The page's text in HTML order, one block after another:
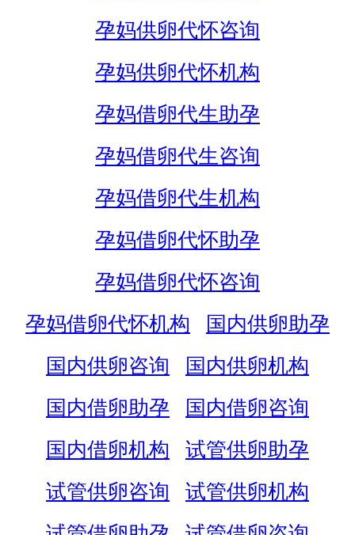
孕妈供卵代怀咨询
孕妈供卵代怀机构
孕妈借卵代生助孕
孕妈借卵代生咨询
孕妈借卵代生机构
孕妈借卵代怀助孕
孕妈借卵代怀咨询
孕妈借卵代怀机构
国内供卵助孕
国内供卵咨询
国内供卵机构
国内借卵助孕
国内借卵咨询
国内借卵机构
试管供卵助孕
试管供卵咨询
试管供卵机构